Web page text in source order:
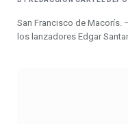
San Francisco de Macorís.
los lanzadores Edgar